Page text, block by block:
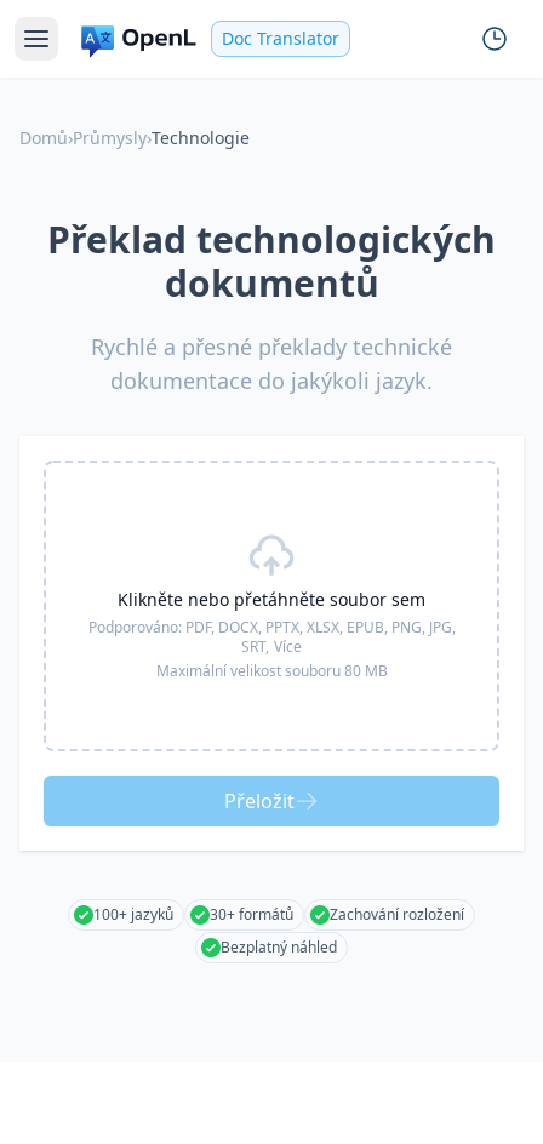
Doc Translator
Domů›Průmysly›Technologie
Překlad technologických
dokumentů
Rychlé a přesné překlady technické
dokumentace do jakýkoli jazyk.
Klikněte nebo přetáhněte soubor sem
Podporováno: PDF, DOCX, PPTX, XLSX, EPUB, PNG, JPG,
SRT, Více
Maximální velikost souboru 80 MB
Přeložit
100+ jazyků 30+ formátů
Zachování rozložení
Bezplatný náhled